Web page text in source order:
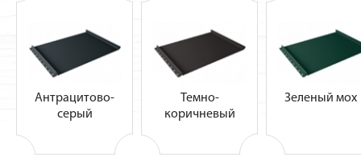
Антрацитово-
серый
Темно-
коричневый
Зеленый